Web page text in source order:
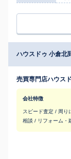
ハウスドゥ 小倉北
売買専門店ハウス
会社特徴
スピード査定 / 周り
相談 / リフォーム・